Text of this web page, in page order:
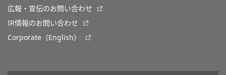
広報・宣伝のお問い合わせ
IR情報のお問い合わせ
Corporate（English）